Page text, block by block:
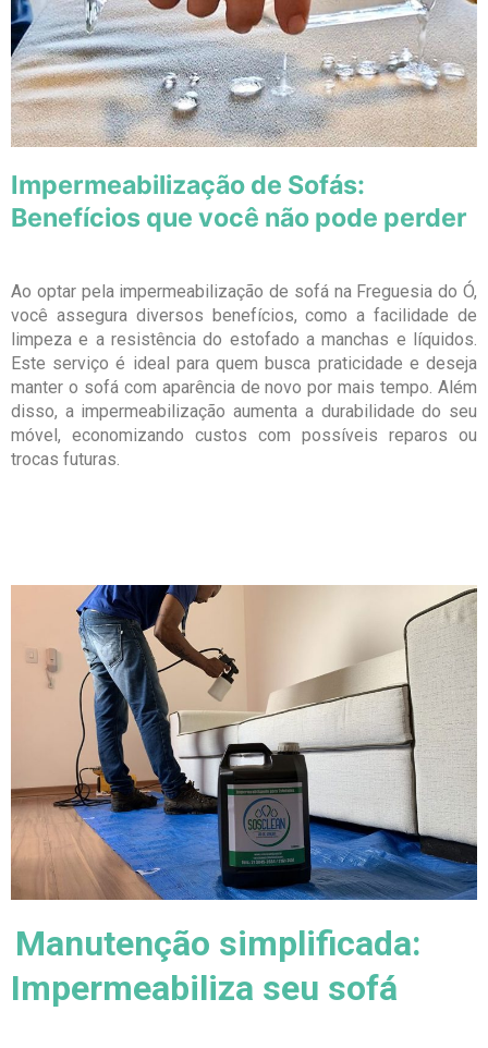
Impermeabilização de Sofás:
Benefícios que você não pode perder
Ao optar pela impermeabilização de sofá na Freguesia do Ó,
você assegura diversos benefícios, como a facilidade de
limpeza e a resistência do estofado a manchas e líquidos.
Este serviço é ideal para quem busca praticidade e deseja
manter o sofá com aparência de novo por mais tempo. Além
disso, a impermeabilização aumenta a durabilidade do seu
móvel, economizando custos com possíveis reparos ou
trocas futuras.
Manutenção simplificada:
Impermeabiliza seu sofá